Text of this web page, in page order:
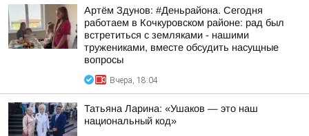
Артём Здунов: #Деньрайона. Сегодня
работаем в Кочкуровском районе: рад был
встретиться с земляками - нашими
тружениками, вместе обсудить насущные
вопросы
Вчера, 18:04
Татьяна Ларина: «Ушаков — это наш
национальный код»